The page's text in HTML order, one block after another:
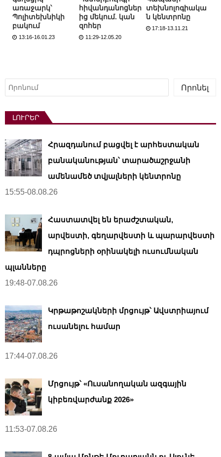
առաջարկ՝
Պոլիտեխնիկի
բակում
13:16-16.01.23
հիվանդանոցներ
ից մեկում. կան
զոհեր
11:29-12.05.20
տեխնոլոգիակա
ն կենտրոնը
17:18-13.11.21
Որոնել
Որոնել
ԼՈՒՐԵՐ
Հրազդանում բացվել է արհեստական ​​
բանականության՝ տարածաշրջանի
ամենամեծ տվյալների կենտրոնը
15:55-08.08.26
Հաստատվել են երաժշտական,
արվեստի, գեղարվեստի և պարարվեստի
դպրոցների օրինակելի ուսումնական
պլանները
19:48-07.08.26
Կրթաթոշակների մրցույթ՝ Ավստրիայում
ուսանելու համար
17:44-07.08.26
Մրցույթ՝ «Ուսանողական ազգային
կիբեռվարժանք 2026»
11:53-07.08.26